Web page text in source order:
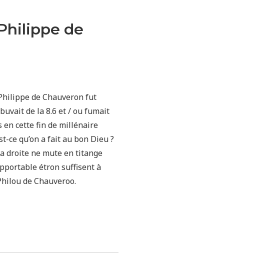
de
de Chauveron fut
de la 8.6 et / ou fumait
en cette fin de millénaire
ce qu’on a fait au bon Dieu ?
droite ne mute en titange
étron suffisent à
de Chauveroo.